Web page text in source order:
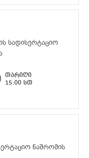
სადისერტაციო
თარიღი
15:00 სთ
ნაშრომის